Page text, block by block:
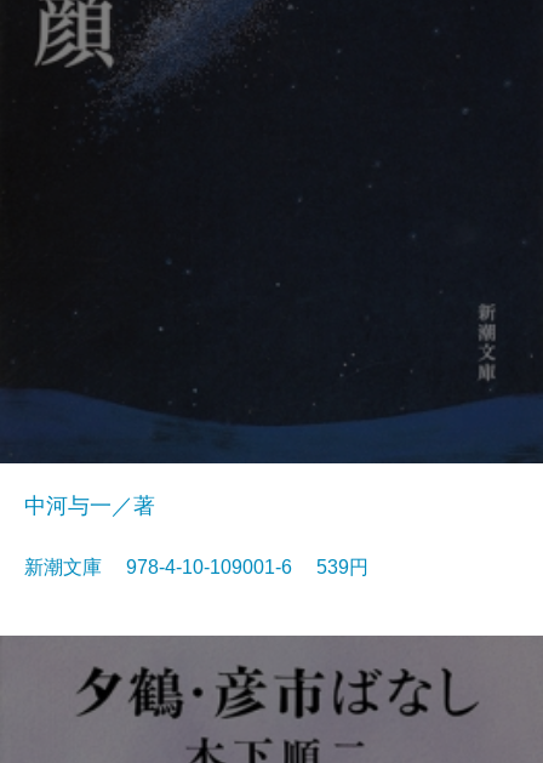
中河与一／著
新潮文庫 978-4-10-109001-6 539円